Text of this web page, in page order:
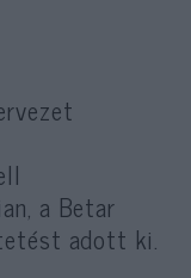
a Betar
adott ki.